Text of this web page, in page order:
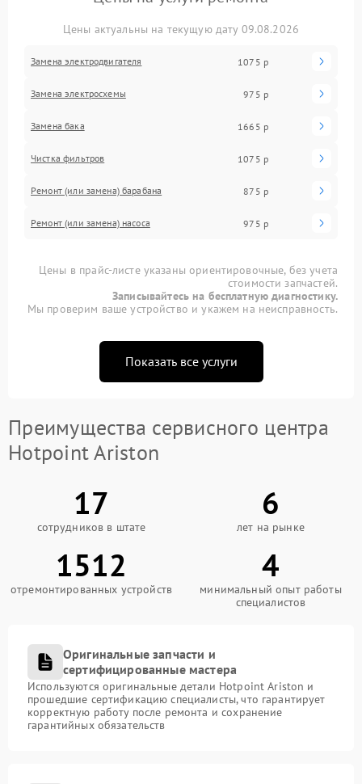
Цены актуальны на текущую дату 09.08.2026
Замена электродвигателя 1075 р
Замена электросхемы 975 р
Замена бака 1665 р
Чистка фильтров 1075 р
Ремонт (или замена) барабана 875 р
Ремонт (или замена) насоса 975 р
Цены в прайс-листе указаны ориентировочные, без учета
стоимости запчастей.
Записывайтесь на бесплатную диагностику.
Мы проверим ваше устройство и укажем на неисправность.
Показать все услуги
Преимущества сервисного центра
Hotpoint Ariston
17
сотрудников в штате
6
лет на рынке
1512
отремонтированных устройств
4
минимальный опыт работы
специалистов
Оригинальные запчасти и
сертифицированные мастера
Используются оригинальные детали Hotpoint Ariston и
прошедшие сертификацию специалисты, что гарантирует
корректную работу после ремонта и сохранение
гарантийных обязательств